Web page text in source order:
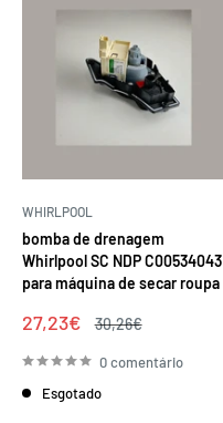
WHIRLPOOL
bomba de drenagem
Whirlpool SC NDP C00534043
para máquina de secar roupa
Preço
venda
27,23€
Preço
30,26€
0 comentário
Esgotado